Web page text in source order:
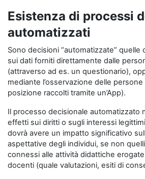
Esistenza di processi
automatizzati
Sono decisioni “automatizzate” quelle
sui dati forniti direttamente dalle
(attraverso ad es. un questionario),
mediante l’osservazione delle
posizione raccolti tramite un’App).
Il processo decisionale automatizzato
effetti sui diritti o sugli interessi
dovrà avere un impatto significativo
aspettative degli individui, se non
connessi alle attività didattiche
docenti (quale valutazioni, esiti di